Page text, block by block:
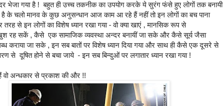
भेजा गया है ! बहुत ही उच्च तकनीक का उपयोग करके ये सुरंग फंसे हुए लोगों तक बनायी
के चलो मानव के कुछ अनुसन्धान आज काम आ रहे हैं नहीं तो इन लोगों का बच पाना
तरह से इन लोगों का विशेष ध्यान रखा गया - वो क्या खाएं , मानसिक रूप से
रह सकें , कैसे एक सामाजिक व्यवस्था अन्दर बनायीं जा सके और कैसे सूर्य जैसा
कराया जा सके , इन सब बातों पर विशेष ध्यान दिया गया और साथ ही कैसे एक दूसरे से
से दूषित होने से बचा जाये - इन सब बिन्दुओं पर लगातार ध्यान रखा गया !
अन्धकार से प्रकाश की और !!